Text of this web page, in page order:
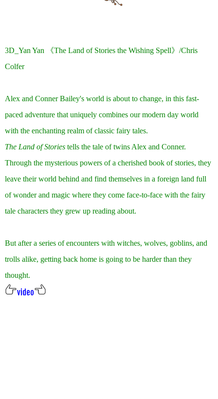
3D_Yan Yan 《The Land of Stories the Wishing Spell》 /Chris
Colfer
Alex and Conner Bailey's world is about to change, in this fast-
paced adventure that uniquely combines our modern day world
with the enchanting realm of classic fairy tales.
The Land of Stories tells the tale of twins Alex and Conner.
Through the mysterious powers of a cherished book of stories, they
leave their world behind and find themselves in a foreign land full
of wonder and magic where they come face-to-face with the fairy
tale characters they grew up reading about.
But after a series of encounters with witches, wolves, goblins, and
trolls alike, getting back home is going to be harder than they
thought.
video